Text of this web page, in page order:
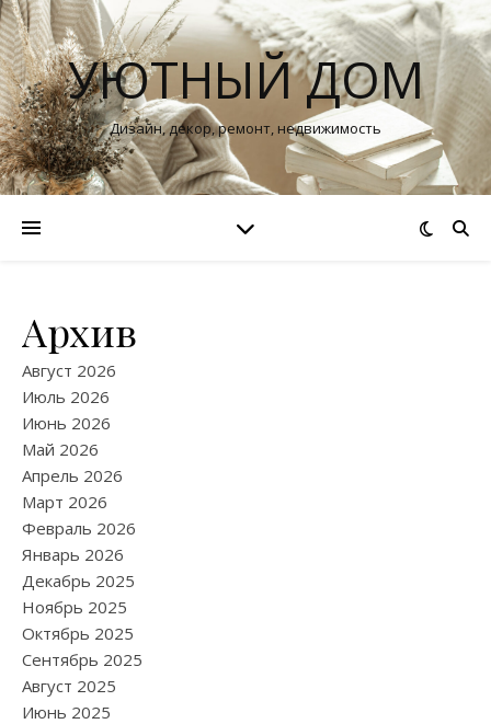
УЮТНЫЙ ДОМ
Дизайн, декор, ремонт, недвижимость
Архив
Август 2026
Июль 2026
Июнь 2026
Май 2026
Апрель 2026
Март 2026
Февраль 2026
Январь 2026
Декабрь 2025
Ноябрь 2025
Октябрь 2025
Сентябрь 2025
Август 2025
Июнь 2025